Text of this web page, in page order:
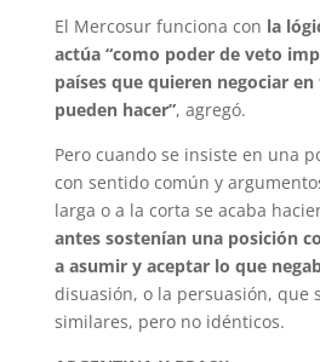
El Mercosur funciona con la
actúa “como poder de veto
países que quieren negociar
pueden hacer”, agregó.
Pero cuando se insiste en una
con sentido común y
larga o a la corta se acaba
antes sostenían una posición
a asumir y aceptar lo que
disuasión, o la persuasión, que
similares, pero no idénticos.